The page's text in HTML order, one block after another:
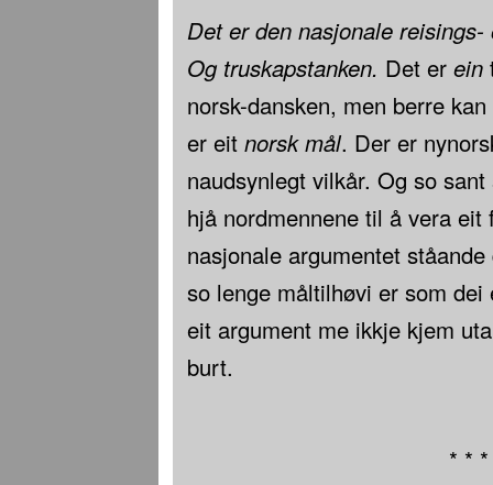
Det er den nasjonale
Og truskapstanken. Det er ein
norsk-dansken, men berre
er eit norsk mål. Der er
naudsynlegt vilkår. Og so
hjå nordmennene til å vera
nasjonale argumentet
so lenge måltilhøvi er som
eit argument me ikkje kjem
burt.
* * *